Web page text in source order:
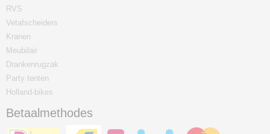
RVS
Vetafscheiders
Kranen
Meubilair
Drankenrugzak
Party tenten
Holland-bikes
Betaalmethodes